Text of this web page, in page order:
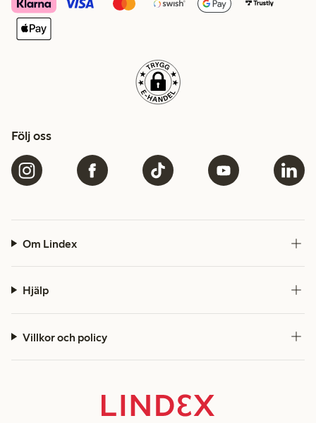
Följ oss
Om Lindex
Hjälp
Villkor och policy